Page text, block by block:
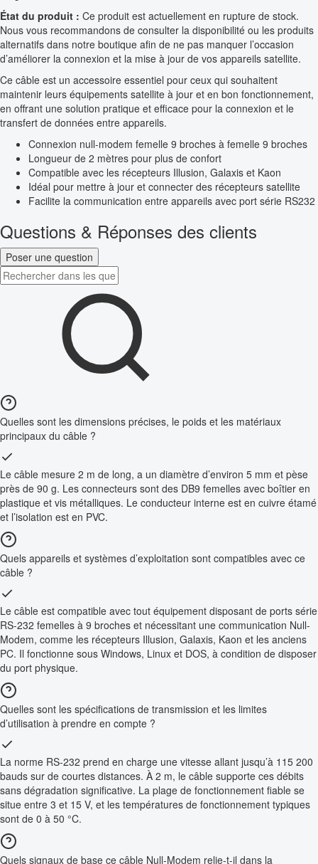
État du produit : Ce produit est actuellement en rupture de stock.
Nous vous recommandons de consulter la disponibilité ou les produits
alternatifs dans notre boutique afin de ne pas manquer l’occasion
d’améliorer la connexion et la mise à jour de vos appareils satellite.
Ce câble est un accessoire essentiel pour ceux qui souhaitent
maintenir leurs équipements satellite à jour et en bon fonctionnement,
en offrant une solution pratique et efficace pour la connexion et le
transfert de données entre appareils.
Connexion null-modem femelle 9 broches à femelle 9 broches
Longueur de 2 mètres pour plus de confort
Compatible avec les récepteurs Illusion, Galaxis et Kaon
Idéal pour mettre à jour et connecter des récepteurs satellite
Facilite la communication entre appareils avec port série RS232
Questions & Réponses des clients
Poser une question
Quelles sont les dimensions précises, le poids et les matériaux
principaux du câble ?
Le câble mesure 2 m de long, a un diamètre d’environ 5 mm et pèse
près de 90 g. Les connecteurs sont des DB9 femelles avec boîtier en
plastique et vis métalliques. Le conducteur interne est en cuivre étamé
et l’isolation est en PVC.
Quels appareils et systèmes d’exploitation sont compatibles avec ce
câble ?
Le câble est compatible avec tout équipement disposant de ports série
RS-232 femelles à 9 broches et nécessitant une communication Null-
Modem, comme les récepteurs Illusion, Galaxis, Kaon et les anciens
PC. Il fonctionne sous Windows, Linux et DOS, à condition de disposer
du port physique.
Quelles sont les spécifications de transmission et les limites
d’utilisation à prendre en compte ?
La norme RS-232 prend en charge une vitesse allant jusqu’à 115 200
bauds sur de courtes distances. À 2 m, le câble supporte ces débits
sans dégradation significative. La plage de fonctionnement fiable se
situe entre 3 et 15 V, et les températures de fonctionnement typiques
sont de 0 à 50 °C.
Quels signaux de base ce câble Null-Modem relie-t-il dans la